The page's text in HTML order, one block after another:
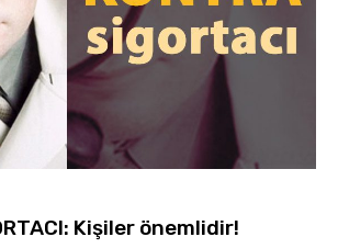
Kişiler önemlidir!